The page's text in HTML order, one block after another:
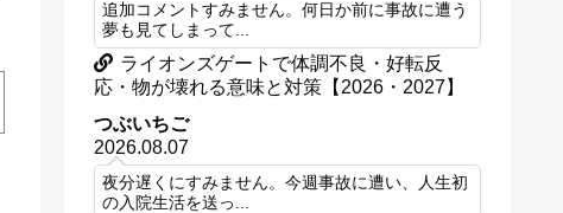
追加コメントすみません。何日か前に事故に遭う
夢も見てしまって...
ライオンズゲートで体調不良・好転反
応・物が壊れる意味と対策【2026・2027】
つぶいちご
2026.08.07
夜分遅くにすみません。今週事故に遭い、人生初
の入院生活を送っ...